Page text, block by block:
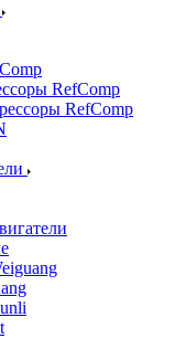
RefComp
RefComp